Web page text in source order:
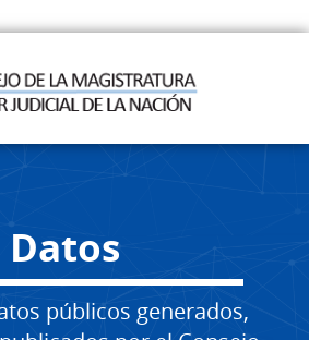
Datos
públicos generados,